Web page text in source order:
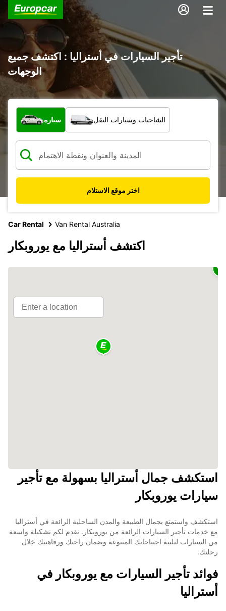
تأجير السيارات في أستراليا : اكتشف جميع
الوجهات
ما نوع المركبة؟
سيارة الشاحنات وسيارات النقل
اختر موقع الاستلام
Car Rental Van Rental Australia
اكتشف أستراليا مع يوروبكار
استكشف جمال أستراليا بسهولة مع تأجير
سيارات يوروبكار
استكشف واستمتع بجمال الطبيعة والمدن الساحلية الرائعة في أستراليا
مع خدمات تأجير السيارات الرائعة من يوروبكار. نقدم لكم تشكيلة واسعة
من السيارات لتلبية احتياجاتك المتنوعة وضمان راحتك ورفاهيتك خلال
رحلتك.
فوائد تأجير السيارات مع يوروبكار في
أستراليا